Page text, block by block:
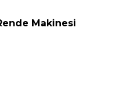
Makinesi